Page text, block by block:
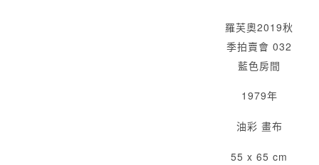
羅芙奧2019秋
季拍賣會 032
藍色房間
1979年
油彩 畫布
55 x 65 cm